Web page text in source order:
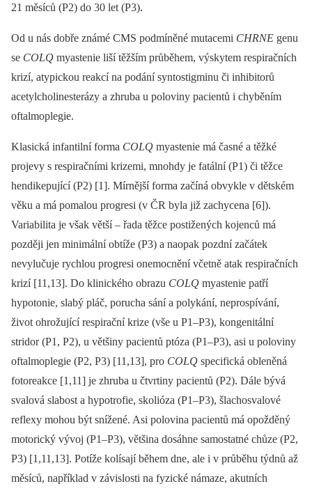
21 měsíců (P2) do 30 let (P3).
Od u nás dobře známé CMS podmíněné mutacemi CHRNE genu
se COLQ myastenie liší těžším průběhem, výskytem respiračních
krizí, atypickou reakcí na podání syntostigminu či inhibitorů
acetylcholinesterázy a zhruba u poloviny pacientů i chyběním
oftalmoplegie.
Klasická infantilní forma COLQ myastenie má časné a těžké
projevy s respiračními krizemi, mnohdy je fatální (P1) či těžce
hendikepující (P2) [1]. Mírnější forma začíná obvykle v dětském
věku a má pomalou progresi (v ČR byla již zachycena [6]).
Variabilita je však větší –⁠ řada těžce postižených kojenců má
později jen minimální obtíže (P3) a naopak pozdní začátek
nevylučuje rychlou progresi onemocnění včetně atak respiračních
krizí [11,13]. Do klinického obrazu COLQ myastenie patří
hypotonie, slabý pláč, porucha sání a polykání, neprospívání,
život ohrožující respirační krize (vše u P1–P3), kongenitální
stridor (P1, P2), u většiny pacientů ptóza (P1–P3), asi u poloviny
oftalmoplegie (P2, P3) [11,13], pro COLQ specifická obleněná
fotoreakce [1,11] je zhruba u čtvrtiny pacientů (P2). Dále bývá
svalová slabost a hypotrofie, skolióza (P1–P3), šlachosvalové
reflexy mohou být snížené. Asi polovina pacientů má opožděný
motorický vývoj (P1–P3), většina dosáhne samostatné chůze (P2,
P3) [1,11,13]. Potíže kolísají během dne, ale i v průběhu týdnů až
měsíců, například v závislosti na fyzické námaze, akutních